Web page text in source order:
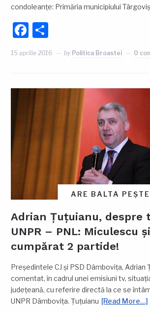
condoleanțe: Primăria municipiului
Facebook
15 aprilie 2016 by Politica Broastei 0
ARE BALTA PEȘTE
Adrian Țuțuianu, despre
UNPR – PNL: Miculescu
cumpărat 2 partide!
Președintele CJ și PSD Dâmbovița, Adrian
comentat, în cadrul unei emisiuni tv,
județeană, cu referire directă la ce se
UNPR Dâmbovița. Țuțuianu [Read More…]